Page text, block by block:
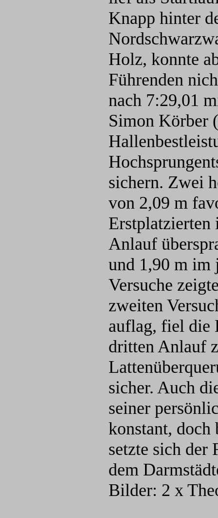
Knapp hinter
Holz, konnte
Führenden
nach 7:29,01
Simon Körber
sichern. Zwei
von 2,09 m
Erstplatzierten
Anlauf
und 1,90 m im
Versuche
zweiten
auflag, fiel die
dritten Anlauf
sicher. Auch
seiner
konstant,
setzte sich
dem
Bilder: 2 x